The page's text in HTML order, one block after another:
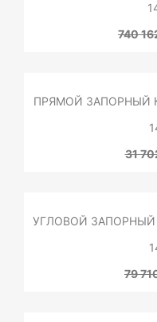
740
ПРЯМОЙ ЗАПОРНЫЙ
31
УГЛОВОЙ ЗАПОРНЫЙ
79